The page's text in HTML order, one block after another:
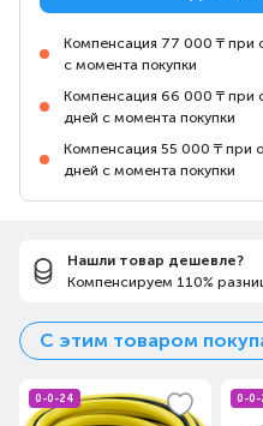
Компенсация 77 000 ₸ при
с момента покупки
Компенсация 66 000 ₸ при
дней с момента покупки
Компенсация 55 000 ₸ при
дней с момента покупки
Нашли товар дешевле?
Компенсируем 110%
С этим товаром
0-0-24 0-0-